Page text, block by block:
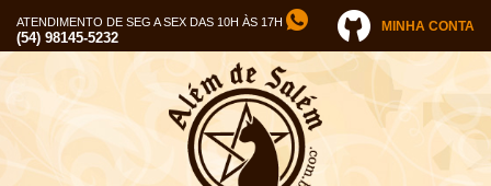
ATENDIMENTO DE SEG A SEX DAS 10H ÀS 17H
(54) 98145-5232
MINHA CONTA